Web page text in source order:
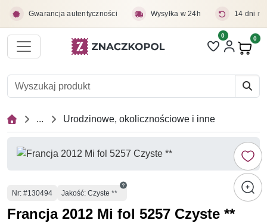
Gwarancja autentyczności Wysyłka w 24h 14 dni
Liczba pozycji
0 0
... Urodzinowe, okolicznościowe i inne
Numer
Nr: #130494 Jakość: Czyste **
Francja 2012 Mi fol 5257 Czyste **